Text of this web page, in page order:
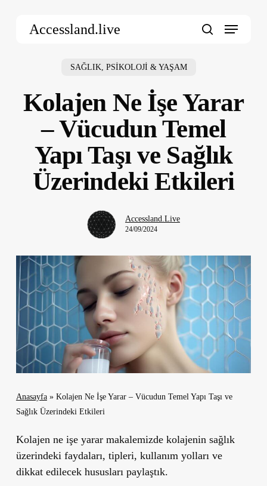
Accessland.live Menu
SAĞLIK, PSİKOLOJİ & YAŞAM
Kolajen Ne İşe Yarar
– Vücudun Temel
Yapı Taşı ve Sağlık
Üzerindeki Etkileri
Accessland.Live
24/09/2024
Anasayfa» Kolajen Ne İşe Yarar – Vücudun Temel Yapı Taşı ve
Sağlık Üzerindeki Etkileri
Kolajen ne işe yarar makalemizde kolajenin sağlık
üzerindeki faydaları, tipleri, kullanım yolları ve
dikkat edilecek hususları paylaştık.